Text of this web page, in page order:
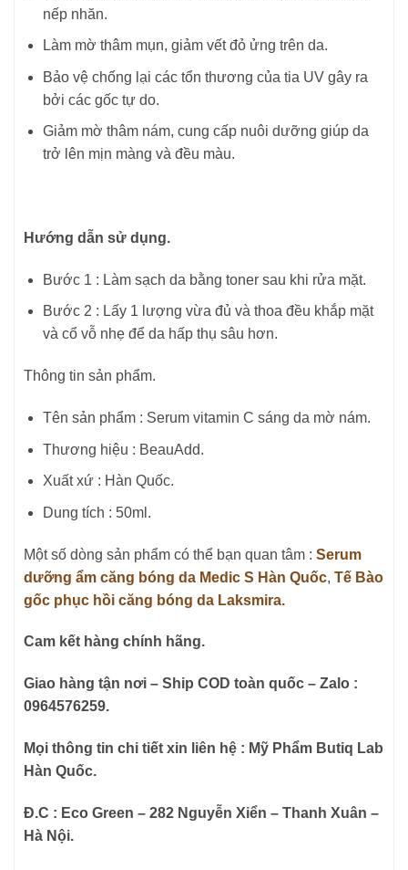
nếp nhăn.
Làm mờ thâm mụn, giảm vết đỏ ửng trên da.
Bảo vệ chống lại các tổn thương của tia UV gây ra
bởi các gốc tự do.
Giảm mờ thâm nám, cung cấp nuôi dưỡng giúp da
trở lên mịn màng và đều màu.
Hướng dẫn sử dụng.
Bước 1 : Làm sạch da bằng toner sau khi rửa mặt.
Bước 2 : Lấy 1 lượng vừa đủ và thoa đều khắp mặt
và cổ vỗ nhẹ để da hấp thụ sâu hơn.
Thông tin sản phẩm.
Tên sản phẩm : Serum vitamin C sáng da mờ nám.
Thương hiệu : BeauAdd.
Xuất xứ : Hàn Quốc.
Dung tích : 50ml.
Một số dòng sản phẩm có thể bạn quan tâm : Serum
dưỡng ẩm căng bóng da Medic S Hàn Quốc, Tế Bào
gốc phục hồi căng bóng da Laksmira.
Cam kết hàng chính hãng.
Giao hàng tận nơi – Ship COD toàn quốc – Zalo :
0964576259.
Mọi thông tin chi tiết xin liên hệ : Mỹ Phẩm Butiq Lab
Hàn Quốc.
Đ.C : Eco Green – 282 Nguyễn Xiển – Thanh Xuân –
Hà Nội.